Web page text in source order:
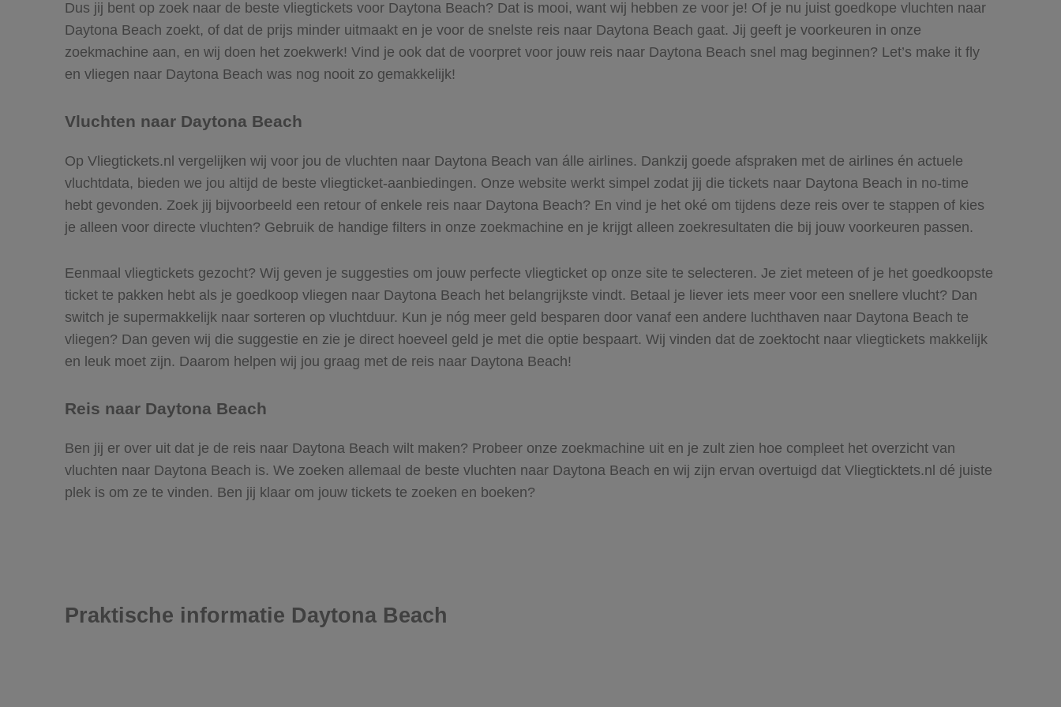
Dus jij bent op zoek naar de beste vliegtickets voor Daytona Beach? Dat is mooi, want wij hebben ze voor je! Of je nu juist goedkope vluchten naar
Daytona Beach zoekt, of dat de prijs minder uitmaakt en je voor de snelste reis naar Daytona Beach gaat. Jij geeft je voorkeuren in onze
zoekmachine aan, en wij doen het zoekwerk! Vind je ook dat de voorpret voor jouw reis naar Daytona Beach snel mag beginnen? Let’s make it fly
en vliegen naar Daytona Beach was nog nooit zo gemakkelijk!
Vluchten naar Daytona Beach
Op Vliegtickets.nl vergelijken wij voor jou de vluchten naar Daytona Beach van álle airlines. Dankzij goede afspraken met de airlines én actuele
vluchtdata, bieden we jou altijd de beste vliegticket-aanbiedingen. Onze website werkt simpel zodat jij die tickets naar Daytona Beach in no-time
hebt gevonden. Zoek jij bijvoorbeeld een retour of enkele reis naar Daytona Beach? En vind je het oké om tijdens deze reis over te stappen of kies
je alleen voor directe vluchten? Gebruik de handige filters in onze zoekmachine en je krijgt alleen zoekresultaten die bij jouw voorkeuren passen.
Eenmaal vliegtickets gezocht? Wij geven je suggesties om jouw perfecte vliegticket op onze site te selecteren. Je ziet meteen of je het goedkoopste
ticket te pakken hebt als je goedkoop vliegen naar Daytona Beach het belangrijkste vindt. Betaal je liever iets meer voor een snellere vlucht? Dan
switch je supermakkelijk naar sorteren op vluchtduur. Kun je nóg meer geld besparen door vanaf een andere luchthaven naar Daytona Beach te
vliegen? Dan geven wij die suggestie en zie je direct hoeveel geld je met die optie bespaart. Wij vinden dat de zoektocht naar vliegtickets makkelijk
en leuk moet zijn. Daarom helpen wij jou graag met de reis naar Daytona Beach!
Reis naar Daytona Beach
Ben jij er over uit dat je de reis naar Daytona Beach wilt maken? Probeer onze zoekmachine uit en je zult zien hoe compleet het overzicht van
vluchten naar Daytona Beach is. We zoeken allemaal de beste vluchten naar Daytona Beach en wij zijn ervan overtuigd dat Vliegticktets.nl dé juiste
plek is om ze te vinden. Ben jij klaar om jouw tickets te zoeken en boeken?
Praktische informatie Daytona Beach